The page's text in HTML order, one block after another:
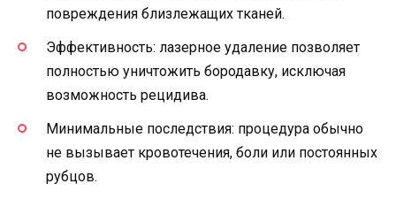
повреждения близлежащих тканей.
Эффективность: лазерное удаление позволяет
полностью уничтожить бородавку, исключая
возможность рецидива.
Минимальные последствия: процедура обычно
не вызывает кровотечения, боли или постоянных
рубцов.